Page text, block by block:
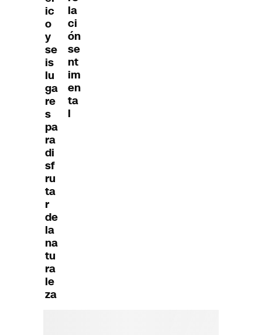
ic
o
y
se
is
lu
ga
re
s
pa
ra
di
sf
ru
ta
r
de
la
na
tu
ra
le
za
la
ci
ón
se
nt
im
en
ta
l